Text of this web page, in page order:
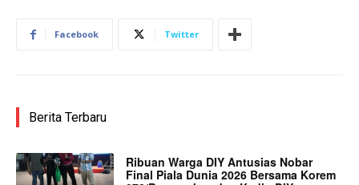
Facebook Twitter
Berita Terbaru
Ribuan Warga DIY Antusias Nobar
Final Piala Dunia 2026 Bersama Korem